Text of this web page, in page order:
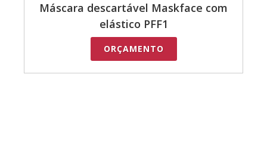
Máscara descartável Maskface com
elástico PFF1
ORÇAMENTO